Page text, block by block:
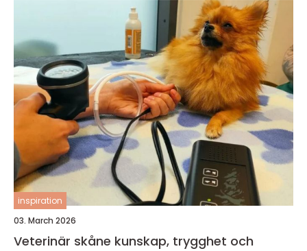
inspiration
03. March 2026
Veterinär skåne kunskap, trygghet och